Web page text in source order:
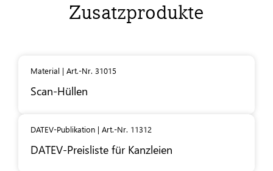
Zusatzprodukte
Material | Art.-Nr. 31015
Scan-Hüllen
DATEV-Publikation | Art.-Nr. 11312
DATEV-Preisliste für Kanzleien